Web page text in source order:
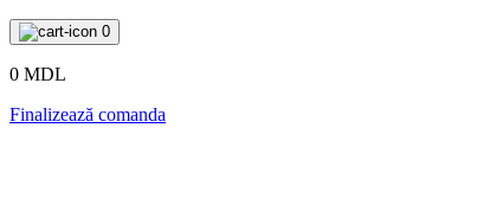
0
0 MDL
Finalizează comanda